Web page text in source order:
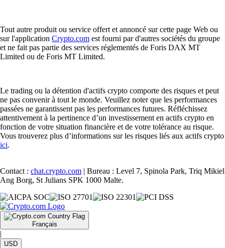
Tout autre produit ou service offert et annoncé sur cette page Web ou
sur l'application Crypto.com est fourni par d'autres sociétés du groupe
et ne fait pas partie des services réglementés de Foris DAX MT
Limited ou de Foris MT Limited.
Le trading ou la détention d'actifs crypto comporte des risques et peut
ne pas convenir à tout le monde. Veuillez noter que les performances
passées ne garantissent pas les performances futures. Réfléchissez
attentivement à la pertinence d’un investissement en actifs crypto en
fonction de votre situation financière et de votre tolérance au risque.
Vous trouverez plus d’informations sur les risques liés aux actifs crypto
ici.
Contact : chat.crypto.com | Bureau : Level 7, Spinola Park, Triq Mikiel
Ang Borg, St Julians SPK 1000 Malte.
Français
|
USD